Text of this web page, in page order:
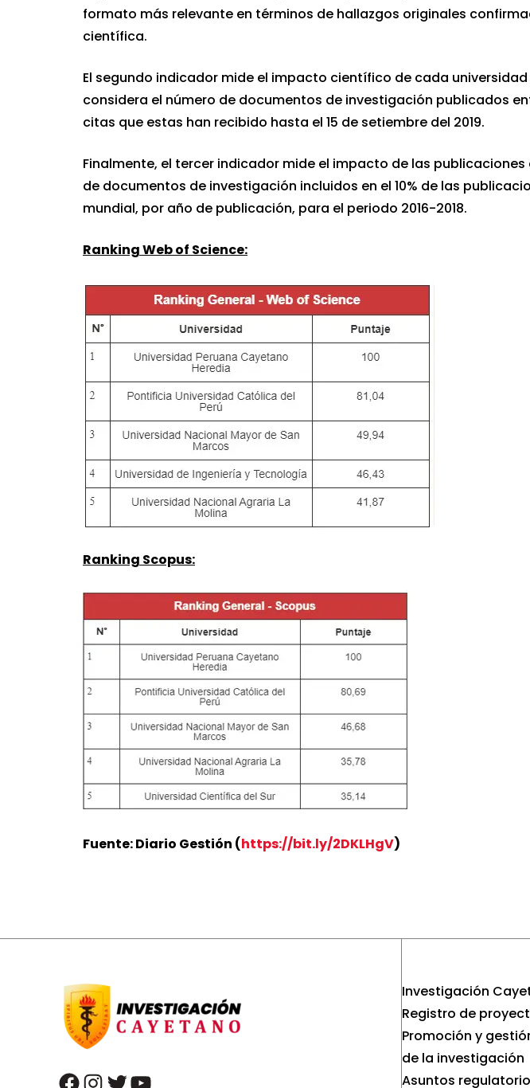
formato más relevante en términos de hallazgos originales
científica.
El segundo indicador mide el impacto científico de cada
considera el número de documentos de investigación publicados
citas que estas han recibido hasta el 15 de setiembre del 2019.
Finalmente, el tercer indicador mide el impacto de las publicaciones
de documentos de investigación incluidos en el 10% de las
mundial, por año de publicación, para el periodo 2016-2018.
Ranking Web of Science:
Ranking Scopus:
Fuente: Diario Gestión (https://bit.ly/2DKLHgV)
facebook instagram twitter youtube
Investigación
Registro de
Promoción y
de la investigación
Asuntos